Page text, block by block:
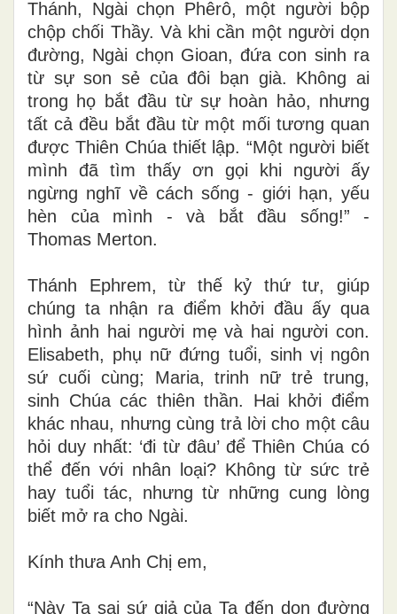
Thánh, Ngài chọn Phêrô, một người bộp
chộp chối Thầy. Và khi cần một người dọn
đường, Ngài chọn Gioan, đứa con sinh ra
từ sự son sẻ của đôi bạn già. Không ai
trong họ bắt đầu từ sự hoàn hảo, nhưng
tất cả đều bắt đầu từ một mối tương quan
được Thiên Chúa thiết lập. “Một người biết
mình đã tìm thấy ơn gọi khi người ấy
ngừng nghĩ về cách sống - giới hạn, yếu
hèn của mình - và bắt đầu sống!” -
Thomas Merton.
Thánh Ephrem, từ thế kỷ thứ tư, giúp
chúng ta nhận ra điểm khởi đầu ấy qua
hình ảnh hai người mẹ và hai người con.
Elisabeth, phụ nữ đứng tuổi, sinh vị ngôn
sứ cuối cùng; Maria, trinh nữ trẻ trung,
sinh Chúa các thiên thần. Hai khởi điểm
khác nhau, nhưng cùng trả lời cho một câu
hỏi duy nhất: ‘đi từ đâu’ để Thiên Chúa có
thể đến với nhân loại? Không từ sức trẻ
hay tuổi tác, nhưng từ những cung lòng
biết mở ra cho Ngài.
Kính thưa Anh Chị em,
“Này Ta sai sứ giả của Ta đến dọn đường